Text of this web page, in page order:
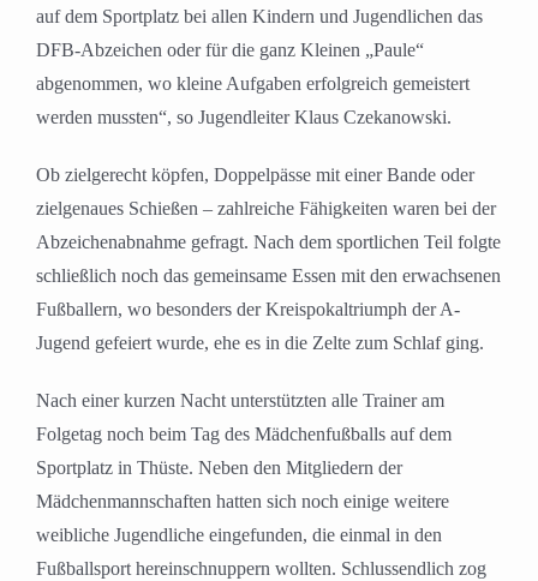
auf dem Sportplatz bei allen Kindern und Jugendlichen das
DFB-Abzeichen oder für die ganz Kleinen „Paule“
abgenommen, wo kleine Aufgaben erfolgreich gemeistert
werden mussten“, so Jugendleiter Klaus Czekanowski.
Ob zielgerecht köpfen, Doppelpässe mit einer Bande oder
zielgenaues Schießen – zahlreiche Fähigkeiten waren bei der
Abzeichenabnahme gefragt. Nach dem sportlichen Teil folgte
schließlich noch das gemeinsame Essen mit den erwachsenen
Fußballern, wo besonders der Kreispokaltriumph der A-
Jugend gefeiert wurde, ehe es in die Zelte zum Schlaf ging.
Nach einer kurzen Nacht unterstützten alle Trainer am
Folgetag noch beim Tag des Mädchenfußballs auf dem
Sportplatz in Thüste. Neben den Mitgliedern der
Mädchenmannschaften hatten sich noch einige weitere
weibliche Jugendliche eingefunden, die einmal in den
Fußballsport hereinschnuppern wollten. Schlussendlich zog